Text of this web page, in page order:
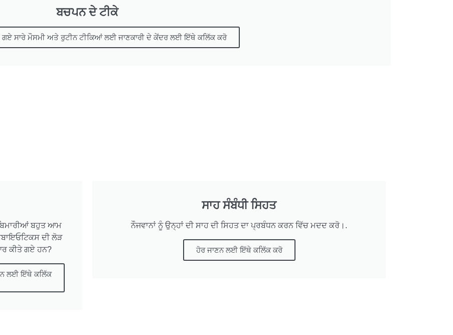
ਬਚਪਨ ਦੇ ਟੀਕੇ
ਗਏ ਸਾਰੇ ਮੌਸਮੀ ਅਤੇ ਰੁਟੀਨ ਟੀਕਿਆਂ ਲਈ ਜਾਣਕਾਰੀ ਦੇ ਕੇਂਦਰ ਲਈ ਇੱਥੇ ਕਲਿੱਕ ਕਰੋ
ਬਹੁਤ ਆਮ
ਦੀ ਲੋੜ
ਕੀਤੇ ਗਏ ਹਨ?
ਲਈ ਇੱਥੇ ਕਲਿੱਕ
ਸਾਹ ਸੰਬੰਧੀ ਸਿਹਤ
ਨੌਜਵਾਨਾਂ ਨੂੰ ਉਨ੍ਹਾਂ ਦੀ ਸਾਹ ਦੀ ਸਿਹਤ ਦਾ ਪ੍ਰਬੰਧਨ ਕਰਨ ਵਿੱਚ ਮਦਦ ਕਰੋ।.
ਹੋਰ ਜਾਣਨ ਲਈ ਇੱਥੇ ਕਲਿੱਕ ਕਰੋ